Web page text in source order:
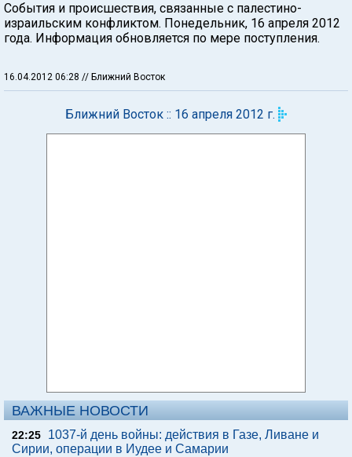
События и происшествия, связанные с палестино-
израильским конфликтом. Понедельник, 16 апреля 2012
года. Информация обновляется по мере поступления.
16.04.2012 06:28 // Ближний Восток
Ближний Восток :: 16 апреля 2012 г.
ВАЖНЫЕ НОВОСТИ
22:25
1037-й день войны: действия в Газе, Ливане и
Сирии, операции в Иудее и Самарии